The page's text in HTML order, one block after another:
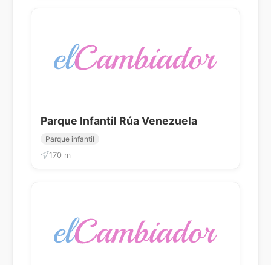
Parque Infantil Rúa Venezuela
Parque infantil
170 m